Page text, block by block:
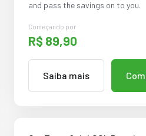
and pass the savings on to you.
Começando por
R$ 89,90
Saiba mais